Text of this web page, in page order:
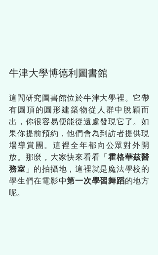
牛津大學博德利圖書館
這間研究圖書館位於牛津大學裡。它帶
有圓頂的圓形建築物從人群中脫穎而
出，你很容易便能從遠處發現它了。如
果你提前預約，他們會為到訪者提供現
場導賞團。這裡全年都向公眾對外開
放。那麼，大家快來看看「霍格華茲醫
務室 」的拍攝地，這裡就是魔法學校的
學生們在電影中第一次學習舞蹈的地方
呢。